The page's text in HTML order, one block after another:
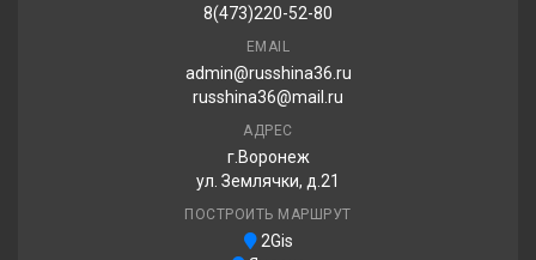
22 960.00 ₽
27 710.00 ₽
8(473)220-52-80
EMAIL
admin@russhina36.ru
russhina36@mail.ru
АДРЕС
г.Воронеж
ул. Землячки, д.21
ПОСТРОИТЬ МАРШРУТ
2Gis